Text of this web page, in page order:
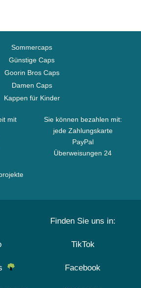
Sommercaps
Günstige Caps
Goorin Bros Caps
Damen Caps
Kappen für Kinder
mit
Sie können bezahlen mit:
jede Zahlungskarte
PayPal
Überweisungen 24
Finden Sie uns in:
TikTok
Facebook